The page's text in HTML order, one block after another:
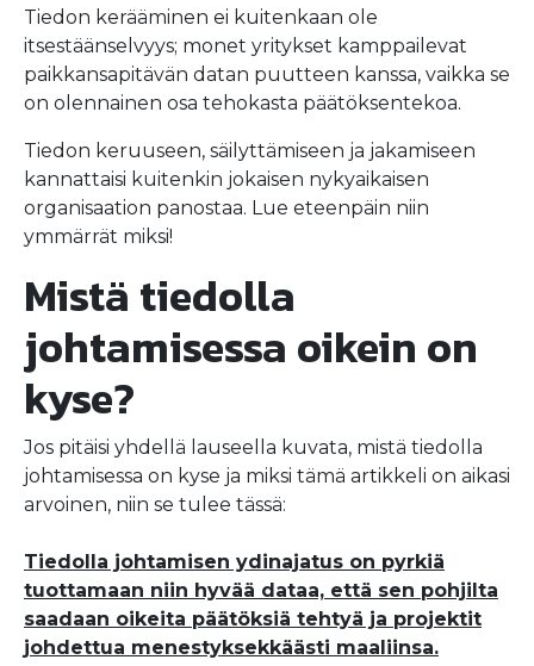
Tiedon kerääminen ei kuitenkaan ole
itsestäänselvyys; monet yritykset kamppailevat
paikkansapitävän datan puutteen kanssa, vaikka se
on olennainen osa tehokasta päätöksentekoa.
Tiedon keruuseen, säilyttämiseen ja jakamiseen
kannattaisi kuitenkin jokaisen nykyaikaisen
organisaation panostaa. Lue eteenpäin niin
ymmärrät miksi!
Mistä tiedolla
johtamisessa oikein on
kyse?
Jos pitäisi yhdellä lauseella kuvata, mistä tiedolla
johtamisessa on kyse ja miksi tämä artikkeli on aikasi
arvoinen, niin se tulee tässä:
Tiedolla johtamisen ydinajatus on pyrkiä
tuottamaan niin hyvää dataa, että sen pohjilta
saadaan oikeita päätöksiä tehtyä ja projektit
johdettua menestyksekkäästi maaliinsa.